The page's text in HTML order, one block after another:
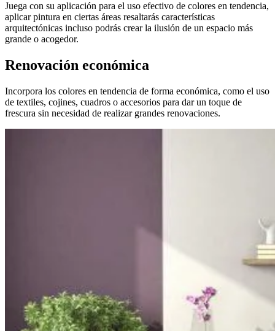
Juega con su aplicación para el uso efectivo de colores en tendencia,
aplicar pintura en ciertas áreas resaltarás características
arquitectónicas incluso podrás crear la ilusión de un espacio más
grande o acogedor.
Renovación económica
Incorpora los colores en tendencia de forma económica, como el uso
de textiles, cojines, cuadros o accesorios para dar un toque de
frescura sin necesidad de realizar grandes renovaciones.